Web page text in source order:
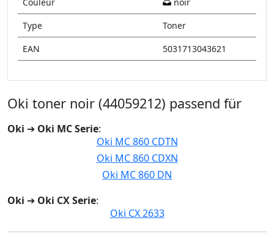
Type
Toner
EAN
5031713043621
Oki toner noir (44059212) passend für
Oki ➔ Oki MC Serie:
Oki MC 860 CDTN
Oki MC 860 CDXN
Oki MC 860 DN
Oki ➔ Oki CX Serie:
Oki CX 2633